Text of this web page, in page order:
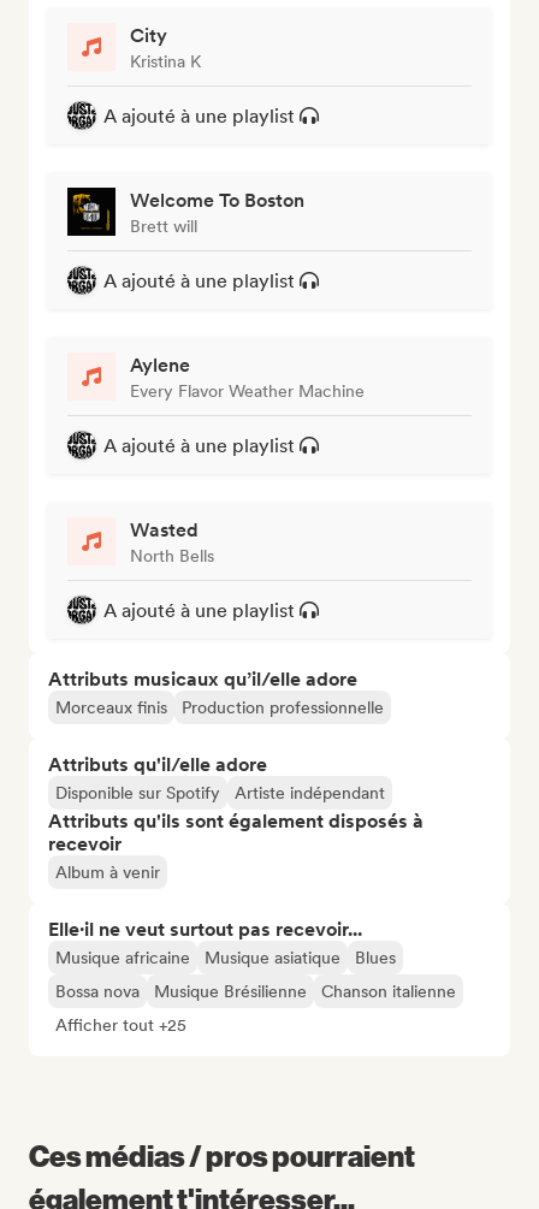
City
Kristina K
A ajouté à une playlist
Welcome To Boston
Brett will
A ajouté à une playlist
Aylene
Every Flavor Weather Machine
A ajouté à une playlist
Wasted
North Bells
A ajouté à une playlist
Attributs musicaux qu’il/elle adore
Morceaux finis Production professionnelle
Attributs qu'il/elle adore
Disponible sur Spotify Artiste indépendant
Attributs qu'ils sont également disposés à
recevoir
Album à venir
Elle·il ne veut surtout pas recevoir...
Musique africaine Musique asiatique
Blues
Bossa nova
Musique Brésilienne
Chanson italienne
Afficher tout +25
Ces médias / pros pourraient
également t'intéresser...